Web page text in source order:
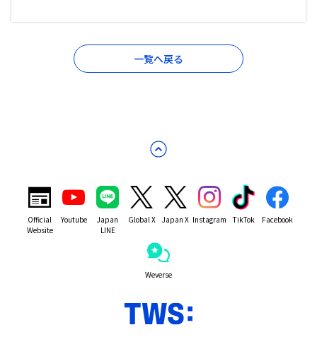
一覧へ戻る
Official
Website
Youtube
Japan
LINE
Global X Japan X Instagram TikTok Facebook
Weverse